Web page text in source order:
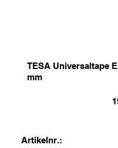
TESA Universaltape
mm
Artikelnr.: